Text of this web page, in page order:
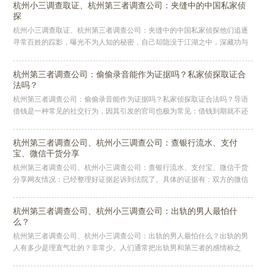
杭州小三调查取证、杭州第三者调查公司：夹缝中的中国私家侦
探
杭州小三调查取证、杭州第三者调查公司：夹缝中的中国私家侦探他们追逐
寻常百姓的踪影，曝光不为人知的秘密，自己却隐没于江湖之中，深藏功与
杭州第三者调查公司：偷偷录音能作为证据吗？私家侦探取证合
法吗？
杭州第三者调查公司：偷偷录音能作为证据吗？私家侦探取证合法吗？导语
借钱是一种常见的社交行为，因其引发的官司也极为常见：借钱到期就不还
杭州第三者调查公司、杭州小三调查公司：查银行流水、支付
宝、微信干货分享
杭州第三者调查公司、杭州小三调查公司：查银行流水、支付宝、微信干货
分享网友情况：已经整理好证据起诉到法院了。具体的证据有：双方的微信
杭州第三者调查公司、杭州小三调查公司：出轨的男人最怕什
么？
杭州第三者调查公司、杭州小三调查公司：出轨的男人最怕什么？出轨的男
人有多少是理直气壮的？非常少。人们通常把出轨男和第三者的感情称之